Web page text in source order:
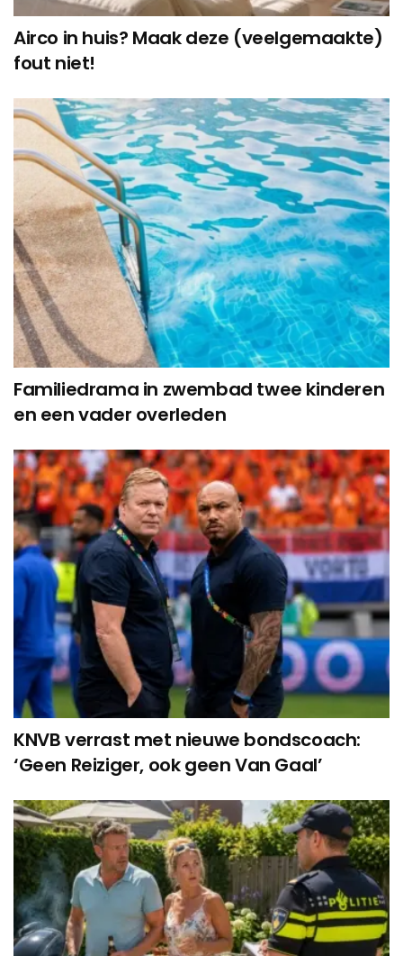
Airco in huis? Maak deze (veelgemaakte)
fout niet!
Familiedrama in zwembad twee kinderen
en een vader overleden
KNVB verrast met nieuwe bondscoach:
‘Geen Reiziger, ook geen Van Gaal’